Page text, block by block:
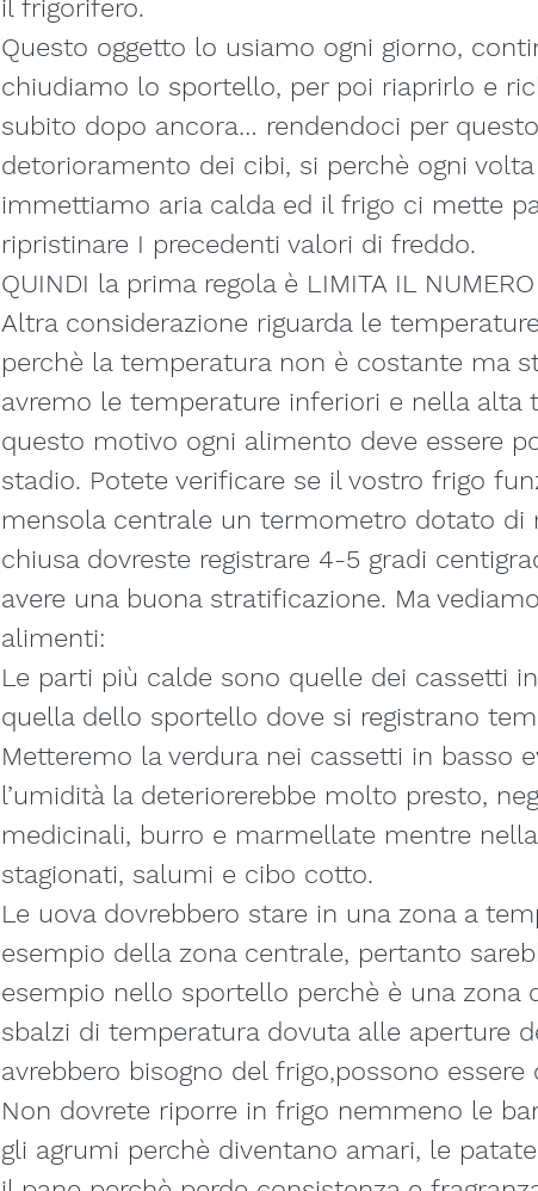
il frigorifero.
Questo oggetto lo usiamo ogni giorno,
chiudiamo lo sportello, per poi riaprirlo e
subito dopo ancora… rendendoci per
detorioramento dei cibi, si perchè ogni
immettiamo aria calda ed il frigo ci mette
ripristinare I precedenti valori di freddo.
QUINDI la prima regola è LIMITA IL NUMERO
Altra considerazione riguarda le
perchè la temperatura non è costante ma
avremo le temperature inferiori e nella alta
questo motivo ogni alimento deve essere
stadio. Potete verificare se il vostro frigo
mensola centrale un termometro dotato di
chiusa dovreste registrare 4-5 gradi
avere una buona stratificazione. Ma
alimenti:
Le parti più calde sono quelle dei cassetti
quella dello sportello dove si registrano
Metteremo la verdura nei cassetti in basso
l’umidità la deteriorerebbe molto presto,
medicinali, burro e marmellate mentre
stagionati, salumi e cibo cotto.
Le uova dovrebbero stare in una zona a
esempio della zona centrale, pertanto
esempio nello sportello perchè è una zona
sbalzi di temperatura dovuta alle aperture
avrebbero bisogno del frigo,possono
Non dovrete riporre in frigo nemmeno le
gli agrumi perchè diventano amari, le